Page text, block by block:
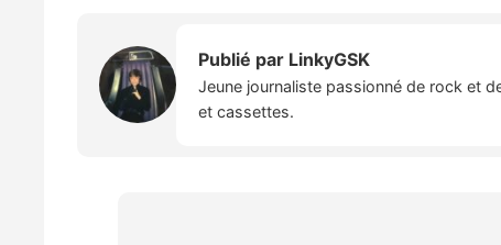
Publié par LinkyGSK
Jeune journaliste passionné de rock et
et cassettes.